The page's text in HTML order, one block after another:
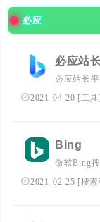
必应
必应站
必应站长
通过必应
速、更全
2021-04-20 [工具]
Bing
微软Bing
页、图片
服务。 微
2021-02-25 [搜